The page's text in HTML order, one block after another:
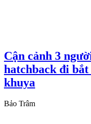
Cận cảnh 3
hatchback đi
khuya
Bảo Trâm